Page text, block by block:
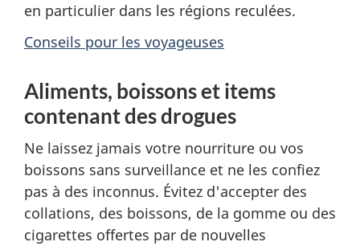
en particulier dans les régions reculées.
Conseils pour les voyageuses
Aliments, boissons et items
contenant des drogues
Ne laissez jamais votre nourriture ou vos
boissons sans surveillance et ne les confiez
pas à des inconnus. Évitez d'accepter des
collations, des boissons, de la gomme ou des
cigarettes offertes par de nouvelles